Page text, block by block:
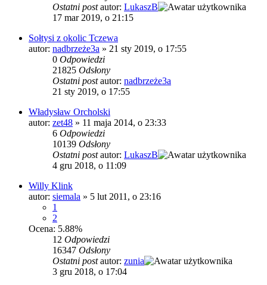
Ostatni postautor: LukaszB
17 mar 2019, o 21:15
Sołtysi z okolic Tczewa
autor: nadbrzeże3a » 21 sty 2019, o 17:55
0 Odpowiedzi
21825 Odsłony
Ostatni postautor: nadbrzeże3a
21 sty 2019, o 17:55
Władysław Orcholski
autor: zet48 » 11 maja 2014, o 23:33
6 Odpowiedzi
10139 Odsłony
Ostatni postautor: LukaszB
4 gru 2018, o 11:09
Willy Klink
autor: siemala » 5 lut 2011, o 23:16
1
2
Ocena: 5.88%
12 Odpowiedzi
16347 Odsłony
Ostatni postautor: zunia
3 gru 2018, o 17:04